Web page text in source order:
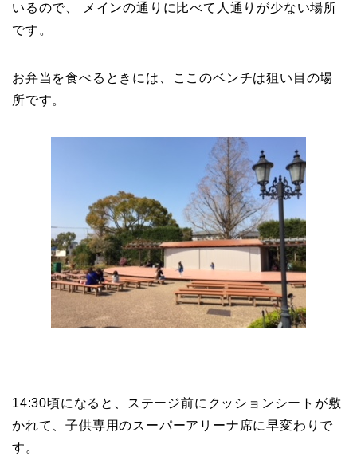
いるので、 メインの通りに比べて人通りが少ない場所
です。
お弁当を食べるときには、ここのベンチは狙い目の場
所です。
14:30頃になると、ステージ前にクッションシートが敷
かれて、子供専用のスーパーアリーナ席に早変わりで
す。